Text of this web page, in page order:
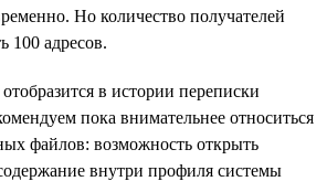
Но количество получателей
100 адресов.
в истории переписки
пока внимательнее относиться
файлов: возможность открыть
внутри профиля системы